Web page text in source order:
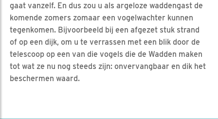
gaat vanzelf. En dus zou u als argeloze waddengast de
komende zomers zomaar een vogelwachter kunnen
tegenkomen. Bijvoorbeeld bij een afgezet stuk strand
of op een dijk, om u te verrassen met een blik door de
telescoop op een van die vogels die de Wadden maken
tot wat ze nu nog steeds zijn: onvervangbaar en dik het
beschermen waard.